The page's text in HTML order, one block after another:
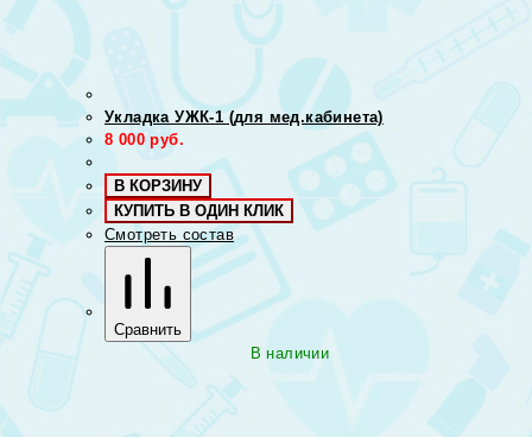
Укладка УЖК-1 (для мед.кабинета)
8 000 руб.
В КОРЗИНУ
КУПИТЬ В ОДИН КЛИК
Смотреть состав
Сравнить
В наличии